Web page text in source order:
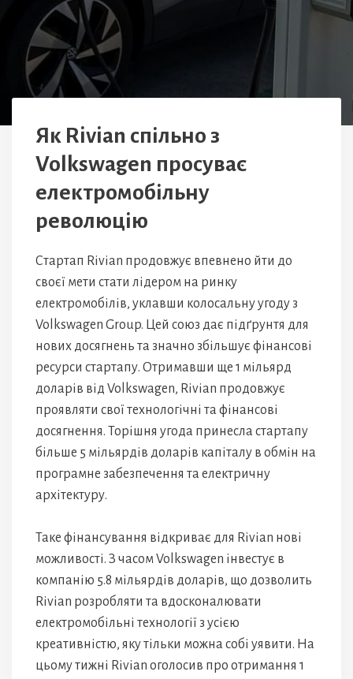
Як Rivian спільно з
Volkswagen просуває
електромобільну
революцію
Стартап Rivian продовжує впевнено йти до
своєї мети стати лідером на ринку
електромобілів, уклавши колосальну угоду з
Volkswagen Group. Цей союз дає підґрунтя для
нових досягнень та значно збільшує фінансові
ресурси стартапу. Отримавши ще 1 мільярд
доларів від Volkswagen, Rivian продовжує
проявляти свої технологічні та фінансові
досягнення. Торішня угода принесла стартапу
більше 5 мільярдів доларів капіталу в обмін на
програмне забезпечення та електричну
архітектуру.
Таке фінансування відкриває для Rivian нові
можливості. З часом Volkswagen інвестує в
компанію 5.8 мільярдів доларів, що дозволить
Rivian розробляти та вдосконалювати
електромобільні технології з усією
креативністю, яку тільки можна собі уявити. На
цьому тижні Rivian оголосив про отримання 1